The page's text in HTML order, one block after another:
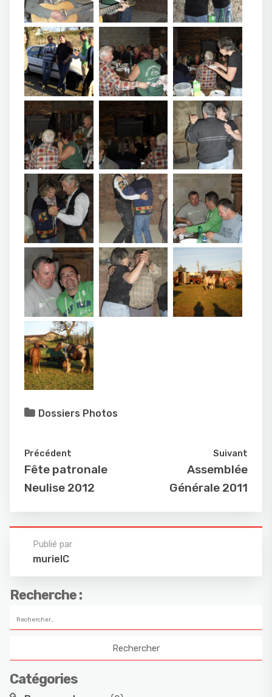
Dossiers Photos
Précédent
Fête patronale
Neulise 2012
Suivant
Assemblée
Générale 2011
Publié par
murielC
Recherche :
Catégories